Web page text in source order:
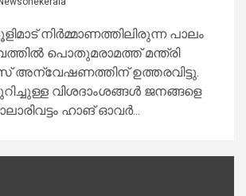
നിര്‍മ്മാണത്തിലിരുന്ന പാലം
പൊതുമരാമത്ത് മന്ത്രി
അന്വേഷണത്തിന് ഉത്തരവിട്ടു.
വിശദാംശങ്ങള്‍ ജനങ്ങളെ
ഹാങ് ഓവര്‍...